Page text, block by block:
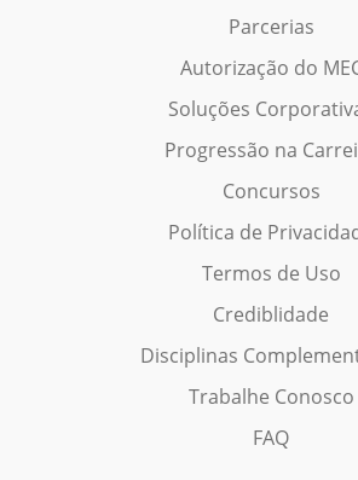
Parcerias
Autorização do
Soluções
Progressão na
Concursos
Política de
Termos de Uso
Crediblidade
Disciplinas
Trabalhe Conosco
FAQ